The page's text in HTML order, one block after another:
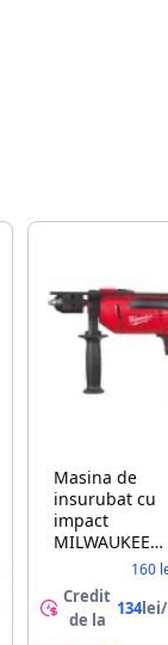
Masina de
insurubat cu
impact
MILWAUKEE
160
Credit
de la
134